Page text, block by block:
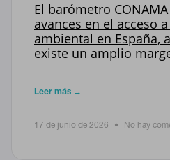
El barómetro
avances en el acceso
ambiental en España,
existe un amplio
Leer más →
17 de junio de 2026 No hay